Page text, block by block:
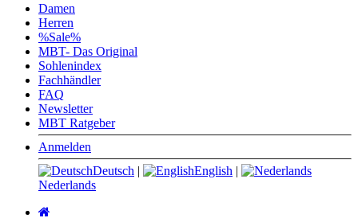
Damen
Herren
%Sale%
MBT- Das Original
Sohlenindex
Fachhändler
FAQ
Newsletter
MBT Ratgeber
Anmelden
Deutsch | English |
Nederlands